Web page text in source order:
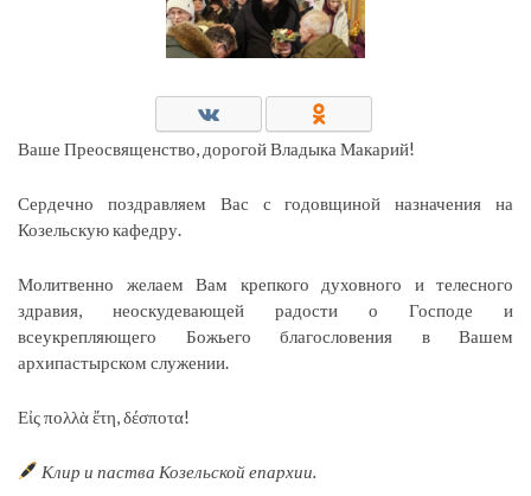
Ваше Преосвященство, дорогой Владыка Макарий!
Сердечно поздравляем Вас с годовщиной назначения на
Козельскую кафедру.
Молитвенно желаем Вам крепкого духовного и телесного
здравия, неоскудевающей радости о Господе и
всеукрепляющего Божьего благословения в Вашем
архипастырском служении.
Εἰς πολλὰ ἔτη, δέσποτα!
Клир и паства Козельской епархии.